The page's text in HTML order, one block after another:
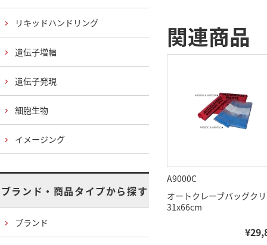
関連商品
A9000C
オートクレーブバッグク
31x66cm
リキッドハンドリング
遺伝子増幅
遺伝子発現
細胞生物
イメージング
ブランド・商品タイプから探す
ブランド